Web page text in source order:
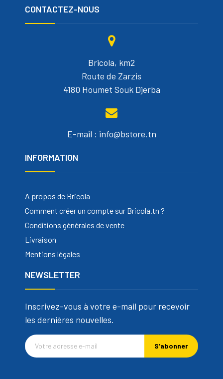
CONTACTEZ-NOUS
Bricola, km2
Route de Zarzis
4180 Houmet Souk Djerba
E-mail : info@bstore.tn
INFORMATION
A propos de Bricola
Comment créer un compte sur Bricola.tn ?
Conditions générales de vente
Livraison
Mentions légales
NEWSLETTER
Inscrivez-vous à votre e-mail pour recevoir
les dernières nouvelles.
S’abonner